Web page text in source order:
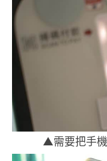
▲需要把手